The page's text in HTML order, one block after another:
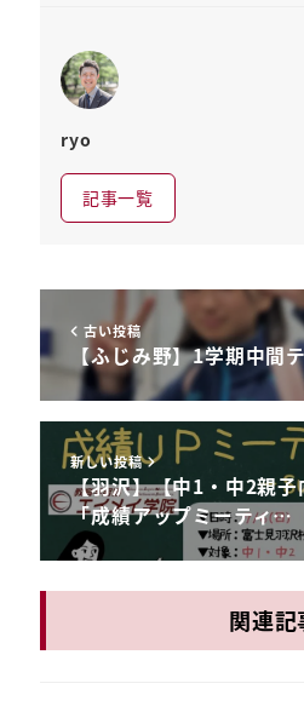
ryo
記事一覧
古い投稿
【ふじみ野】1学期中間
新しい投稿
【羽沢】【中1・中2親
「成績アップミーティ…
関連記